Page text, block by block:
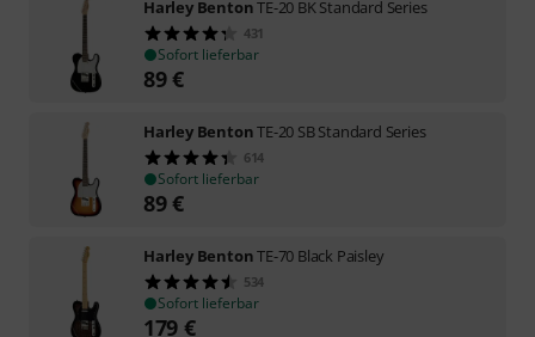
Harley BentonTE-20 BK Standard Series
431
Sofort lieferbar
89€
Harley BentonTE-20 SB Standard Series
614
Sofort lieferbar
89€
Harley BentonTE-70 Black Paisley
534
Sofort lieferbar
179 €